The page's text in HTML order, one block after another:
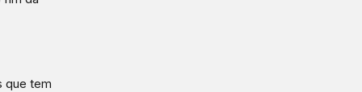
que tem